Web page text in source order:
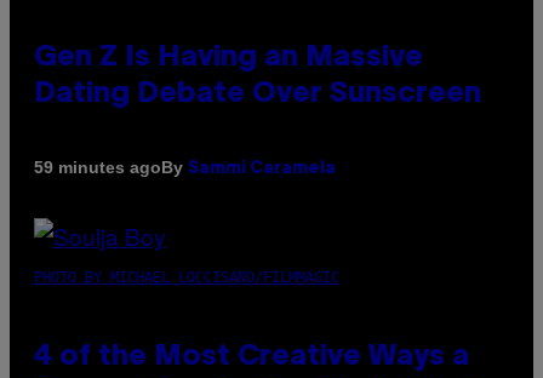
Gen Z Is Having an Massive
Dating Debate Over Sunscreen
59 minutes agoBy Sammi Caramela
PHOTO BY MICHAEL LOCCISANO/FILMMAGIC
4 of the Most Creative Ways a